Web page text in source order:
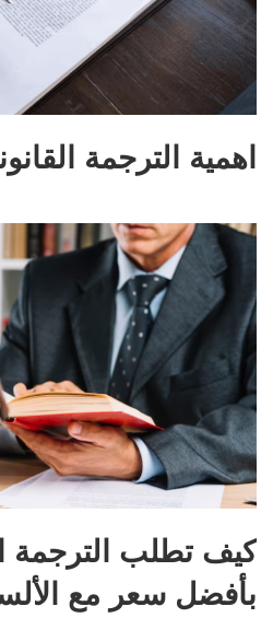
اهمية الترجمة
كيف تطلب الترجمة
بأفضل سعر مع